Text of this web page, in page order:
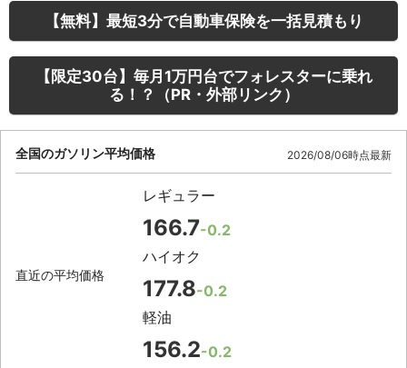
【無料】最短3分で自動車保険を一括見積もり
【限定30台】毎月1万円台でフォレスターに乗れ
る！？（PR・外部リンク）
全国のガソリン平均価格 2026/08/06時点最新
直近の平均価格
レギュラー
166.7-0.2
ハイオク
177.8-0.2
軽油
156.2-0.2